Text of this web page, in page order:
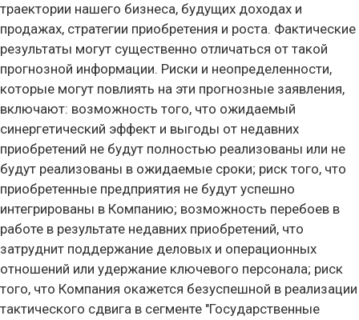
траектории нашего бизнеса, будущих доходах и
продажах, стратегии приобретения и роста. Фактические
результаты могут существенно отличаться от такой
прогнозной информации. Риски и неопределенности,
которые могут повлиять на эти прогнозные заявления,
включают: возможность того, что ожидаемый
синергетический эффект и выгоды от недавних
приобретений не будут полностью реализованы или не
будут реализованы в ожидаемые сроки; риск того, что
приобретенные предприятия не будут успешно
интегрированы в Компанию; возможность перебоев в
работе в результате недавних приобретений, что
затруднит поддержание деловых и операционных
отношений или удержание ключевого персонала; риск
того, что Компания окажется безуспешной в реализации
тактического сдвига в сегменте "Государственные